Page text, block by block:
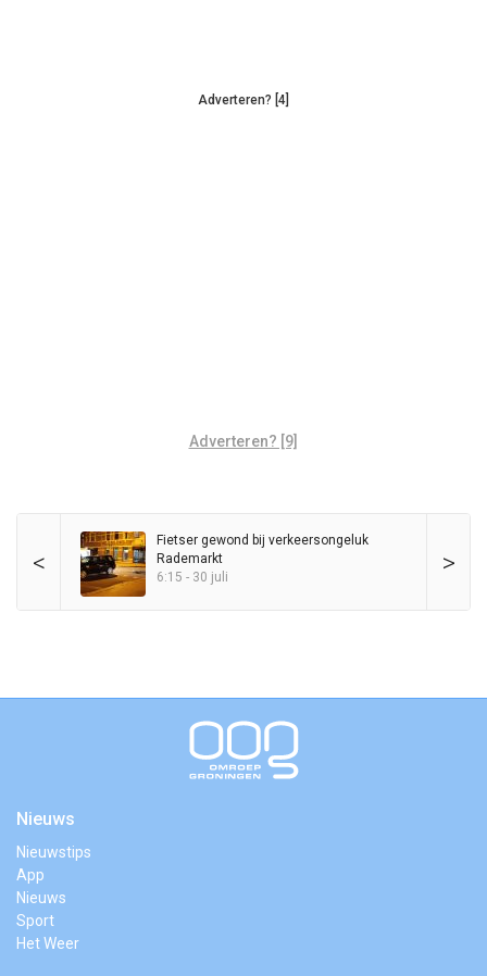
Adverteren? [4]
Adverteren? [9]
< >
Fietser gewond bij verkeersongeluk
Rademarkt
6:15 - 30 juli
Nieuws
Nieuwstips
App
Nieuws
Sport
Het Weer